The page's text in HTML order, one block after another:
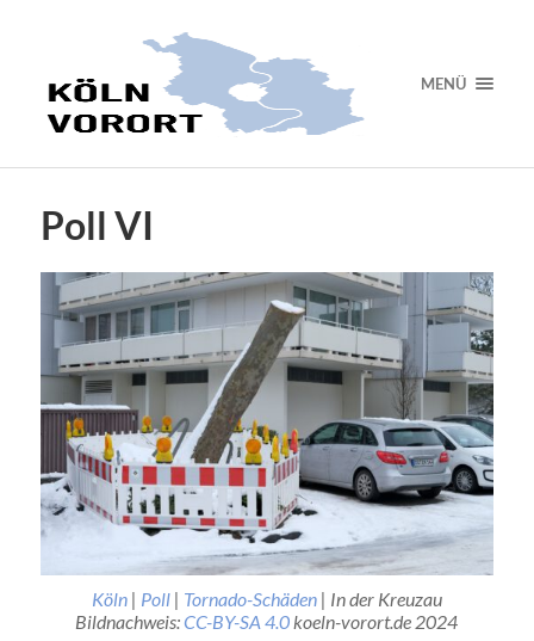
MENÜ
Poll VI
Köln| Poll| Tornado-Schäden| In der Kreuzau
Bildnachweis:CC-BY-SA 4.0koeln-vorort.de 2024